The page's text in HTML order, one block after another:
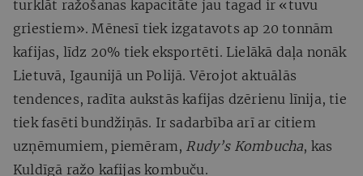
turklāt ražošanas kapacitāte jau tagad ir «tuvu
griestiem». Mēnesī tiek izgatavots ap 20 tonnām
kafijas, līdz 20% tiek eksportēti. Lielākā daļa nonāk
Lietuvā, Igaunijā un Polijā. Vērojot aktuālās
tendences, radīta aukstās kafijas dzērienu līnija, tie
tiek fasēti bundžiņās. Ir sadarbība arī ar citiem
uzņēmumiem, piemēram, Rudy’s Kombucha, kas
Kuldīgā ražo kafijas kombuču.